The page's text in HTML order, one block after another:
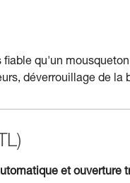
fiable qu'un
déverrouillage de
et ouverture